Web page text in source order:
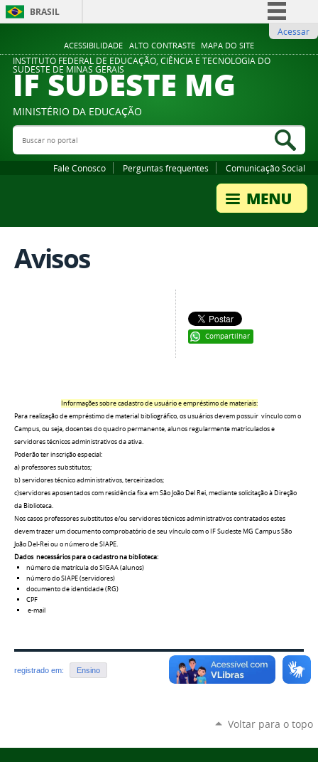
ACESSIBILIDADE ALTO CONTRASTE MAPA DO SITE
BRASIL
Comunica BR
Participe
Legislação
Acessar
INSTITUTO FEDERAL DE EDUCAÇÃO, CIÊNCIA E TECNOLOGIA DO
SUDESTE DE MINAS GERAIS
IF SUDESTE MG
MINISTÉRIO DA EDUCAÇÃO
Buscar no portal
Fale Conosco Perguntas frequentes Comunicação Social
Avisos
Compartilhar
Informações sobre cadastro de usuário e empréstimo de materiais:
Para realização de empréstimo de material bibliográfico, os usuários devem possuir vínculo com o
Campus, ou seja, docentes do quadro permanente, alunos regularmente matriculados e
servidores técnicos administrativos da ativa.
Poderão ter inscrição especial:
a) professores substitutos;
b) servidores técnico administrativos, terceirizados;
c)servidores aposentados com residência fixa em São João Del Rei, mediante solicitação à Direção
da Biblioteca.
Nos casos professores substitutos e/ou servidores técnicos administrativos contratados estes
devem trazer um documento comprobatório de seu vínculo com o IF Sudeste MG Campus São
João Del-Rei ou o número de SIAPE.
Dados necessários para o cadastro na biblioteca:
número de matrícula do SIGAA (alunos)
número do SIAPE (servidores)
documento de identidade (RG)
CPF
e-mail
registrado em: Ensino
Voltar para o topo